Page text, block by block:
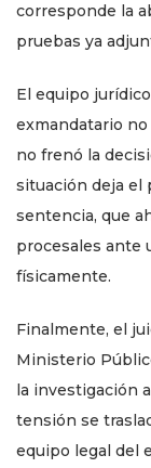
corresponde la
pruebas ya
El equipo
exmandatario
no frenó la
situación deja el
sentencia, que
procesales ante
físicamente.
Finalmente, el
Ministerio
la investigación
tensión se
equipo legal del